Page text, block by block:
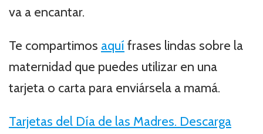
va a encantar.
Te compartimos aquí frases lindas sobre la
maternidad que puedes utilizar en una
tarjeta o carta para enviársela a mamá.
Tarjetas del Día de las Madres. Descarga